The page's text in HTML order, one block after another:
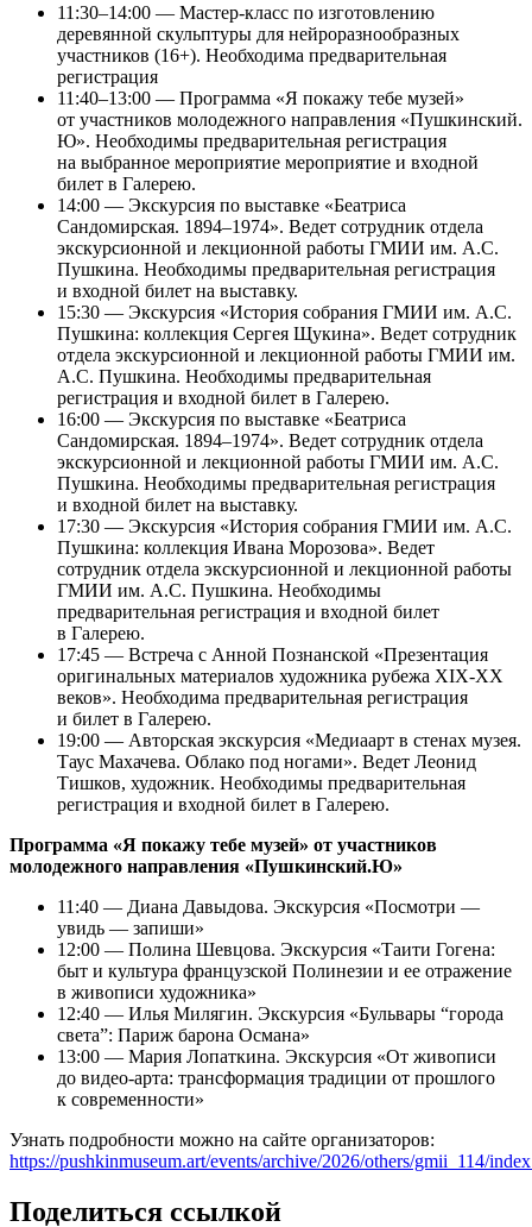
11:30–14:00 — Мастер-класс по изготовлению
деревянной скульптуры для нейроразнообразных
участников (16+). Необходима предварительная
регистрация
11:40–13:00 — Программа «Я покажу тебе музей»
от участников молодежного направления «Пушкинский.
Ю». Необходимы предварительная регистрация
на выбранное мероприятие мероприятие и входной
билет в Галерею.
14:00 — Экскурсия по выставке «Беатриса
Сандомирская. 1894–1974». Ведет сотрудник отдела
экскурсионной и лекционной работы ГМИИ им. А.С.
Пушкина. Необходимы предварительная регистрация
и входной билет на выставку.
15:30 — Экскурсия «История собрания ГМИИ им. А.С.
Пушкина: коллекция Сергея Щукина». Ведет сотрудник
отдела экскурсионной и лекционной работы ГМИИ им.
А.С. Пушкина. Необходимы предварительная
регистрация и входной билет в Галерею.
16:00 — Экскурсия по выставке «Беатриса
Сандомирская. 1894–1974». Ведет сотрудник отдела
экскурсионной и лекционной работы ГМИИ им. А.С.
Пушкина. Необходимы предварительная регистрация
и входной билет на выставку.
17:30 — Экскурсия «История собрания ГМИИ им. А.С.
Пушкина: коллекция Ивана Морозова». Ведет
сотрудник отдела экскурсионной и лекционной работы
ГМИИ им. А.С. Пушкина. Необходимы
предварительная регистрация и входной билет
в Галерею.
17:45 — Встреча с Анной Познанской «Презентация
оригинальных материалов художника рубежа XIX-XX
веков». Необходима предварительная регистрация
и билет в Галерею.
19:00 — Авторская экскурсия «Медиаарт в стенах музея.
Таус Махачева. Облако под ногами». Ведет Леонид
Тишков, художник. Необходимы предварительная
регистрация и входной билет в Галерею.
Программа «Я покажу тебе музей» от участников
молодежного направления «Пушкинский.Ю»
11:40 — Диана Давыдова. Экскурсия «Посмотри —
увидь — запиши»
12:00 — Полина Шевцова. Экскурсия «Таити Гогена:
быт и культура французской Полинезии и ее отражение
в живописи художника»
12:40 — Илья Милягин. Экскурсия «Бульвары “города
света”: Париж барона Османа»
13:00 — Мария Лопаткина. Экскурсия «От живописи
до видео-арта: трансформация традиции от прошлого
к современности»
Узнать подробности можно на сайте организаторов:
https://pushkinmuseum.art/events/archive/2026/others/gmii_114/
Поделиться ссылкой